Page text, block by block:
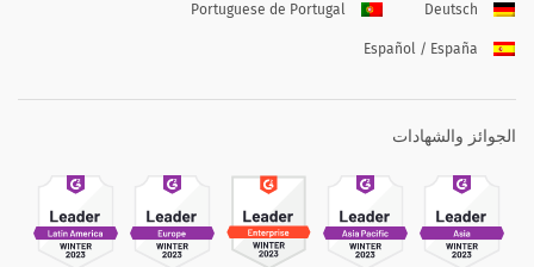
Deutsch
Portuguese de Portugal
Español / España
الجوائز والشهادات